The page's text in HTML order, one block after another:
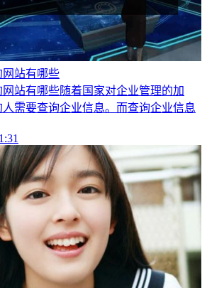
站有哪些
站有哪些随着国家对企业管理的加
需要查询企业信息。而查询企业信息